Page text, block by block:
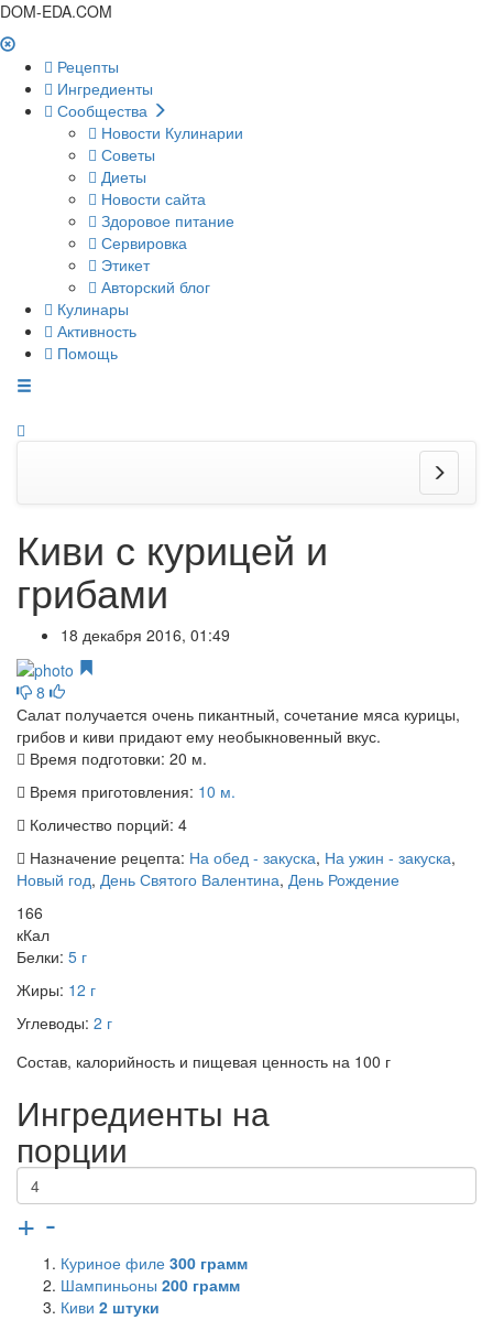
DOM-EDA.COM
Рецепты
Ингредиенты
Сообщества
Новости Кулинарии
Советы
Диеты
Новости сайта
Здоровое питание
Сервировка
Этикет
Авторский блог
Кулинары
Активность
Помощь
Киви с курицей и
грибами
18 декабря 2016, 01:49
8
Салат получается очень пикантный, сочетание мяса курицы,
грибов и киви придают ему необыкновенный вкус.
Время подготовки: 20 м.
Время приготовления: 10 м.
Количество порций: 4
Назначение рецепта: На обед - закуска, На ужин - закуска,
Новый год, День Святого Валентина, День Рождение
166
кКал
Белки: 5 г
Жиры: 12 г
Углеводы: 2 г
Состав, калорийность и пищевая ценность на 100 г
Ингредиенты на
порции
+ -
Куриное филе 300 грамм
Шампиньоны 200 грамм
Киви 2 штуки